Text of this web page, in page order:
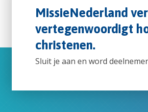
MissieNederland
vertegenwoordigt
christenen.
Sluit je aan en word